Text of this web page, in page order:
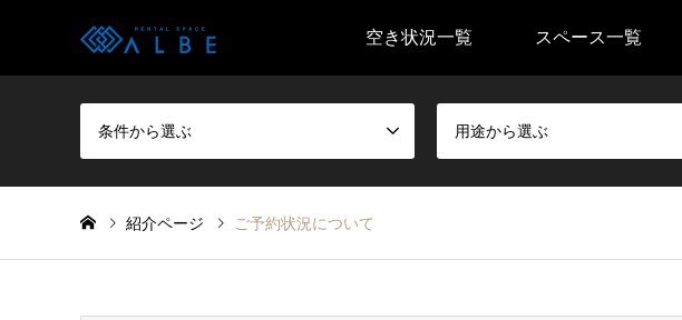
空き状況一覧 スペース一覧
条件から選ぶ 用途から選ぶ
紹介ページ ご予約状況について